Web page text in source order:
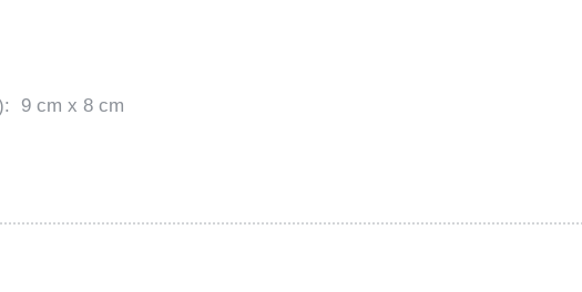
9 cm x 8 cm